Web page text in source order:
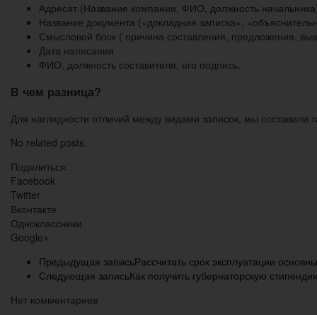
Адресат (Название компании, ФИО, должность
Название документа («докладная записка»,
Смысловой блок ( причина составления, предложения,
Дата написания
ФИО, должность составителя, его подпись.
В чем разница?
Для наглядности отличий между видами записок, мы составили
No related posts.
Поделиться:
Facebook
Twitter
Вконтакте
Одноклассники
Google+
Предыдущая записьРассчитать срок эксплуатации
Следующая записьКак получить губернаторскую
Нет комментариев